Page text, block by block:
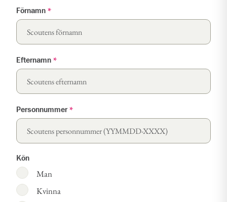
Förnamn *
Efternamn *
Personnummer *
Kön
Man
Kvinna